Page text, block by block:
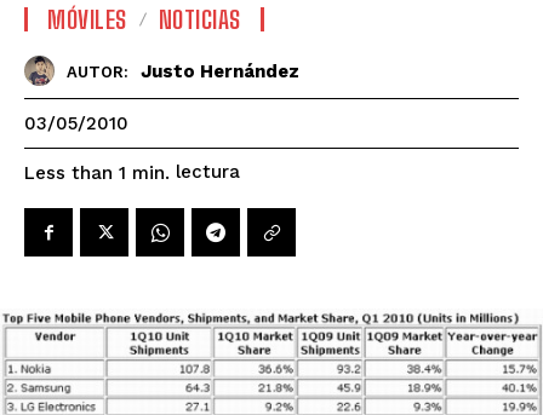
MÓVILES NOTICIAS
AUTOR: Justo Hernández
03/05/2010
Less than 1 min. lectura